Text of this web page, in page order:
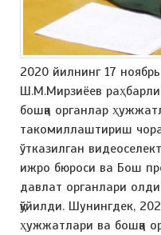
2020 йилнинг 17
Ш.М.Мирзиёев
бошқа органлар
такомиллаштириш
ўтказилган
ижро бюроси ва Бош
давлат органлари
қўйилди. Шунингдек,
ҳужжатлари ва бошқа